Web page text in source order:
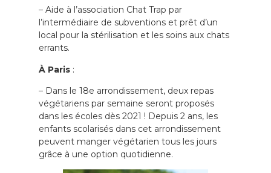
– Aide à l’association Chat Trap par
l’intermédiaire de subventions et prêt d’un
local pour la stérilisation et les soins aux chats
errants.
À Paris :
– Dans le 18e arrondissement, deux repas
végétariens par semaine seront proposés
dans les écoles dès 2021 ! Depuis 2 ans, les
enfants scolarisés dans cet arrondissement
peuvent manger végétarien tous les jours
grâce à une option quotidienne.